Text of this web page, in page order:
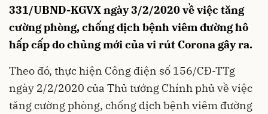
331/UBND-KGVX ngày 3/2/2020 về việc tăng
cường phòng, chống dịch bệnh viêm đường hô
hấp cấp do chủng mới của vi rút Corona gây ra.
Theo đó, thực hiện Công điện số 156/CĐ-TTg
ngày 2/2/2020 của Thủ tướng Chính phủ về việc
tăng cường phòng, chống dịch bệnh viêm đường
Gửi